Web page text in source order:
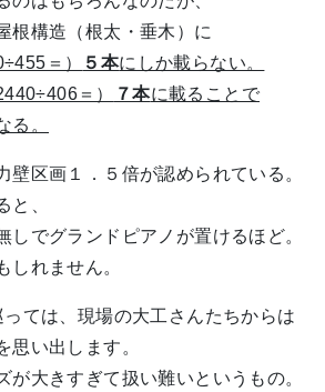
構造（根太・垂木）に
＝）
５本にしか載らない。
＝）
７本に載ることで
る。
区画１．５倍が認められている。
、
でグランドピアノが置けるほど。
れません。
ては、現場の大工さんたちからは
い出します。
大きすぎて扱い難いというもの。